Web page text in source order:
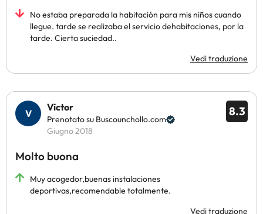
No estaba preparada la habitación para mis niños cuando
llegue. tarde se realizaba el servicio dehabitaciones, por la
tarde. Cierta suciedad..
Vedi traduzione
8.3
Víctor
Prenotato su Buscounchollo.com
Giugno 2018
Molto buona
Muy acogedor,buenas instalaciones
deportivas,recomendable totalmente.
Vedi traduzione